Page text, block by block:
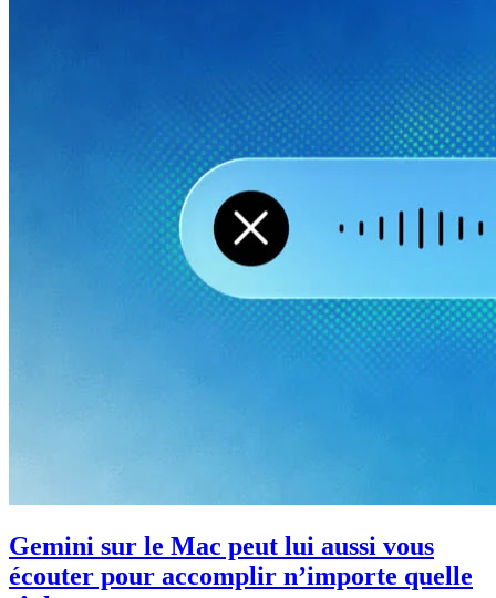
Gemini sur le Mac peut lui aussi vous
écouter pour accomplir n’importe quelle